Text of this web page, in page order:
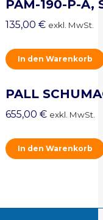
PAM-190-P-A,
135,00 € exkl. MwSt.
In den Warenkorb
PALL
655,00 € exkl. MwSt.
In den Warenkorb